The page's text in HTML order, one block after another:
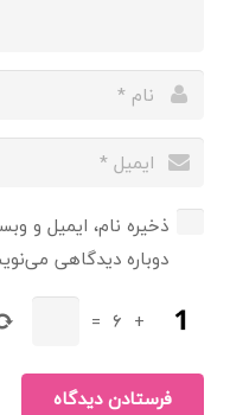
ذخیره نام، ایمیل و
دوباره دیدگاهی
+
6
=
فرستادن دیدگاه